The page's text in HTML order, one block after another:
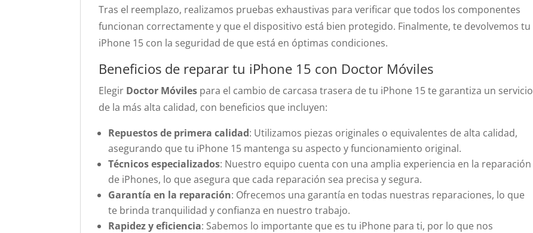
Tras el reemplazo, realizamos pruebas exhaustivas para verificar que todos los componentes
funcionan correctamente y que el dispositivo está bien protegido. Finalmente, te devolvemos tu
iPhone 15 con la seguridad de que está en óptimas condiciones.
Beneficios de reparar tu iPhone 15 con Doctor Móviles
Elegir Doctor Móviles para el cambio de carcasa trasera de tu iPhone 15 te garantiza un servicio
de la más alta calidad, con beneficios que incluyen:
Repuestos de primera calidad: Utilizamos piezas originales o equivalentes de alta calidad,
asegurando que tu iPhone 15 mantenga su aspecto y funcionamiento original.
Técnicos especializados: Nuestro equipo cuenta con una amplia experiencia en la reparación
de iPhones, lo que asegura que cada reparación sea precisa y segura.
Garantía en la reparación: Ofrecemos una garantía en todas nuestras reparaciones, lo que
te brinda tranquilidad y confianza en nuestro trabajo.
Rapidez y eficiencia: Sabemos lo importante que es tu iPhone para ti, por lo que nos